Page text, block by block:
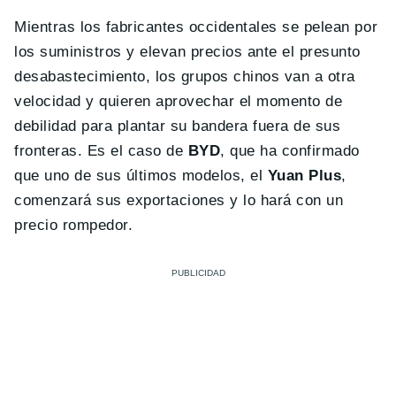
Mientras los fabricantes occidentales se pelean por
los suministros y elevan precios ante el presunto
desabastecimiento, los grupos chinos van a otra
velocidad y quieren aprovechar el momento de
debilidad para plantar su bandera fuera de sus
fronteras. Es el caso de BYD, que ha confirmado
que uno de sus últimos modelos, el Yuan Plus,
comenzará sus exportaciones y lo hará con un
precio rompedor.